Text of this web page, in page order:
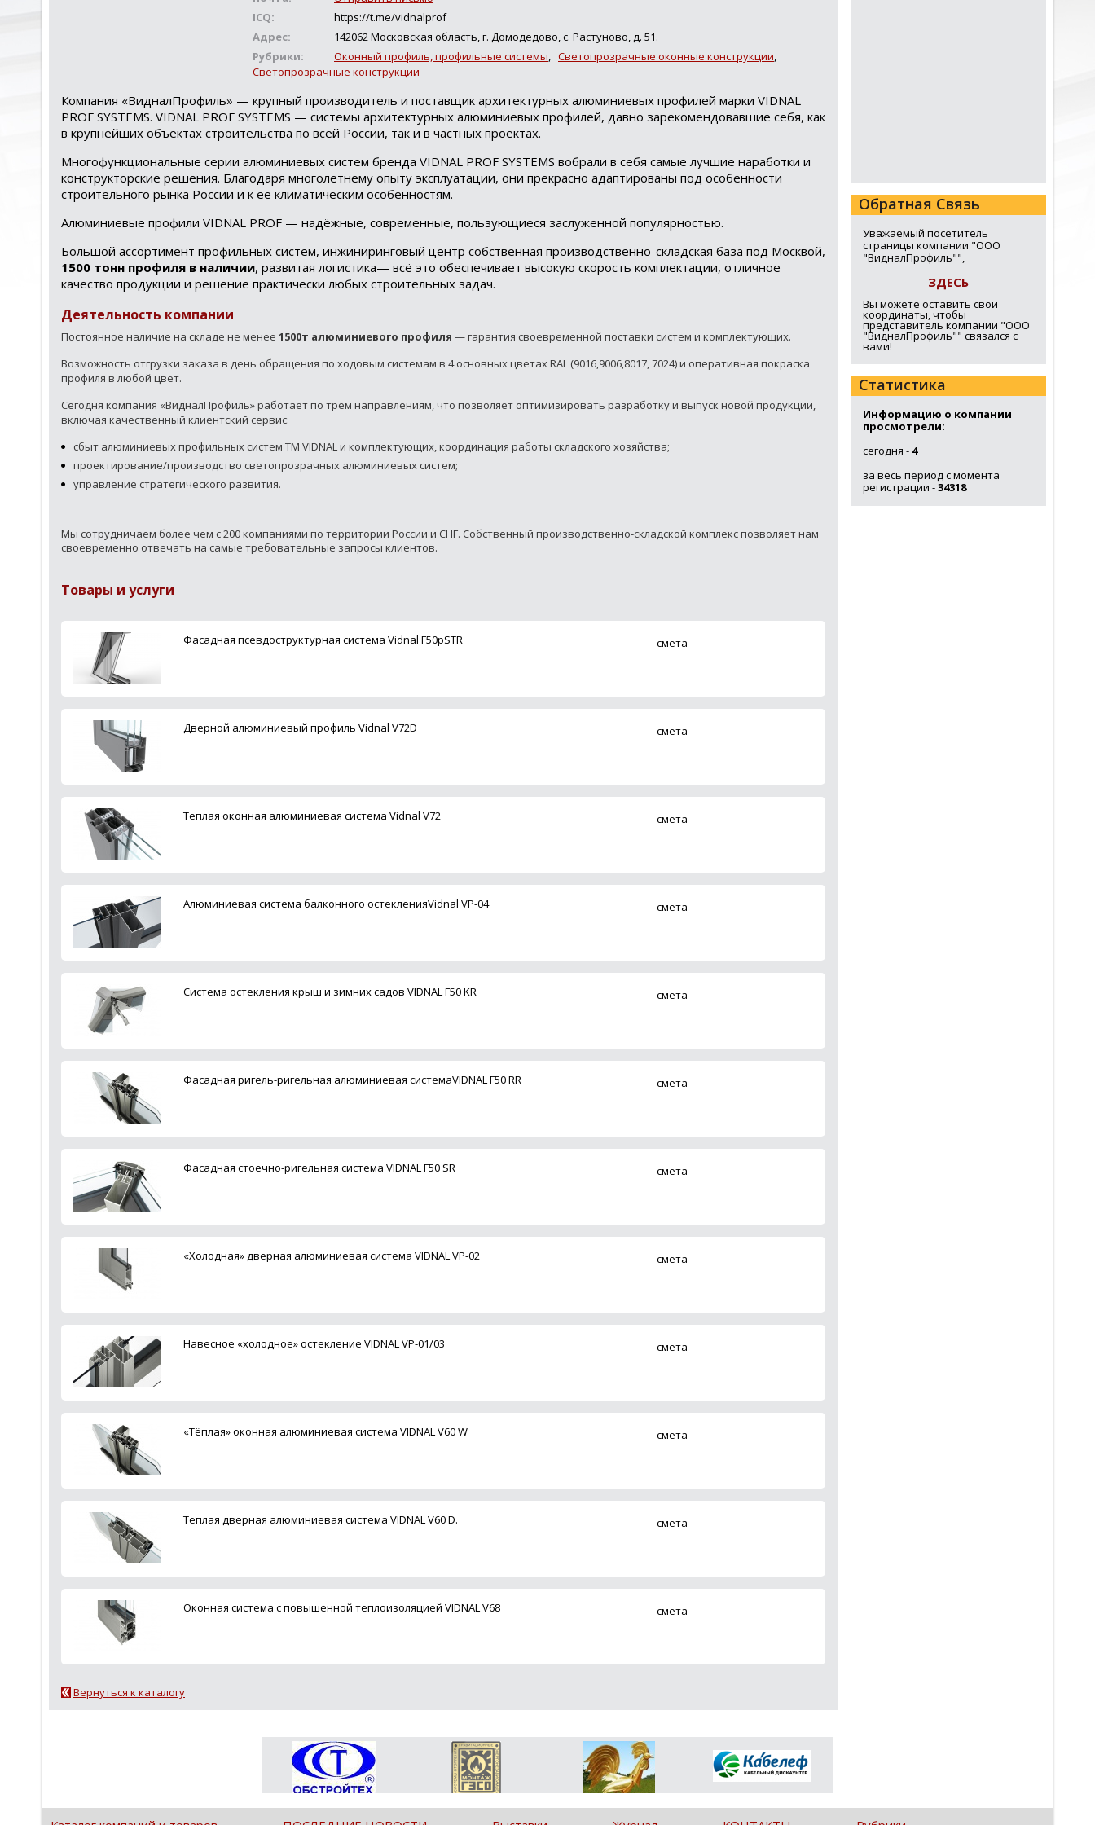
ICQ:
https://t.me/vidnalprof
Адрес:
142062 Московская область, г. Домодедово, с. Растуново, д. 51.
Рубрики:
Оконный профиль, профильные системы, Светопрозрачные оконные конструкции,
Светопрозрачные конструкции
Компания «ВидналПрофиль» — крупный производитель и поставщик архитектурных алюминиевых профилей марки VIDNAL
PROF SYSTEMS. VIDNAL PROF SYSTEMS — системы архитектурных алюминиевых профилей, давно зарекомендовавшие себя, как
в крупнейших объектах строительства по всей России, так и в частных проектах.
Многофункциональные серии алюминиевых систем бренда VIDNAL PROF SYSTEMS вобрали в себя самые лучшие наработки и
конструкторские решения. Благодаря многолетнему опыту эксплуатации, они прекрасно адаптированы под особенности
строительного рынка России и к её климатическим особенностям.
Алюминиевые профили VIDNAL PROF — надёжные, современные, пользующиеся заслуженной популярностью.
Большой ассортимент профильных систем, инжиниринговый центр собственная производственно-складская база под Москвой,
1500 тонн профиля в наличии, развитая логистика— всё это обеспечивает высокую скорость комплектации, отличное
качество продукции и решение практически любых строительных задач.
Деятельность компании
Постоянное наличие на складе не менее 1500т алюминиевого профиля — гарантия своевременной поставки систем и комплектующих.
Возможность отгрузки заказа в день обращения по ходовым системам в 4 основных цветах RAL (9016,9006,8017, 7024) и оперативная покраска
профиля в любой цвет.
Сегодня компания «ВидналПрофиль» работает по трем направлениям, что позволяет оптимизировать разработку и выпуск новой продукции,
включая качественный клиентский сервис:
сбыт алюминиевых профильных систем ТМ VIDNAL и комплектующих, координация работы складского хозяйства;
проектирование/производство светопрозрачных алюминиевых систем;
управление стратегического развития.
Мы сотрудничаем более чем с 200 компаниями по территории России и СНГ. Собственный производственно-складской комплекс позволяет нам
своевременно отвечать на самые требовательные запросы клиентов.
Товары и услуги
Фасадная псевдоструктурная система Vidnal F50pSTR смета
Дверной алюминиевый профиль Vidnal V72D смета
Теплая оконная алюминиевая система Vidnal V72 смета
Алюминиевая система балконного остекленияVidnal VP-04 смета
Система остекления крыш и зимних садов VIDNAL F50 KR смета
Фасадная ригель-ригельная алюминиевая системаVIDNAL F50 RR смета
Фасадная стоечно-ригельная система VIDNAL F50 SR смета
«Холодная» дверная алюминиевая система VIDNAL VP-02 смета
Навесное «холодное» остекление VIDNAL VP-01/03 смета
«Тёплая» оконная алюминиевая система VIDNAL V60 W смета
Теплая дверная алюминиевая система VIDNAL V60 D. смета
Оконная система с повышенной теплоизоляцией VIDNAL V68 смета
Вернуться к каталогу
Обратная Связь
Уважаемый посетитель
страницы компании "ООО
"ВидналПрофиль"",
ЗДЕСЬ
Вы можете оставить свои
координаты, чтобы
представитель компании "ООО
"ВидналПрофиль"" связался с
вами!
Статистика
Информацию о компании
просмотрели:
сегодня - 4
за весь период с момента
регистрации -34318